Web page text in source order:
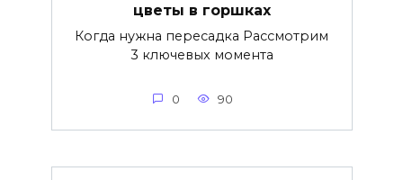
цветы в горшках
Когда нужна пересадка Рассмотрим
3 ключевых момента
0 90